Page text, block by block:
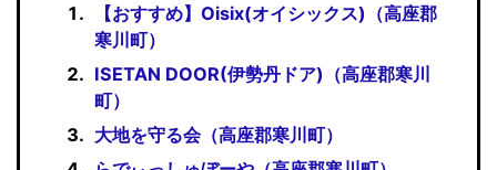
【おすすめ】Oisix(オイシックス)（高座郡
寒川町）
ISETAN DOOR(伊勢丹ドア)（高座郡寒川
町）
大地を守る会（高座郡寒川町）